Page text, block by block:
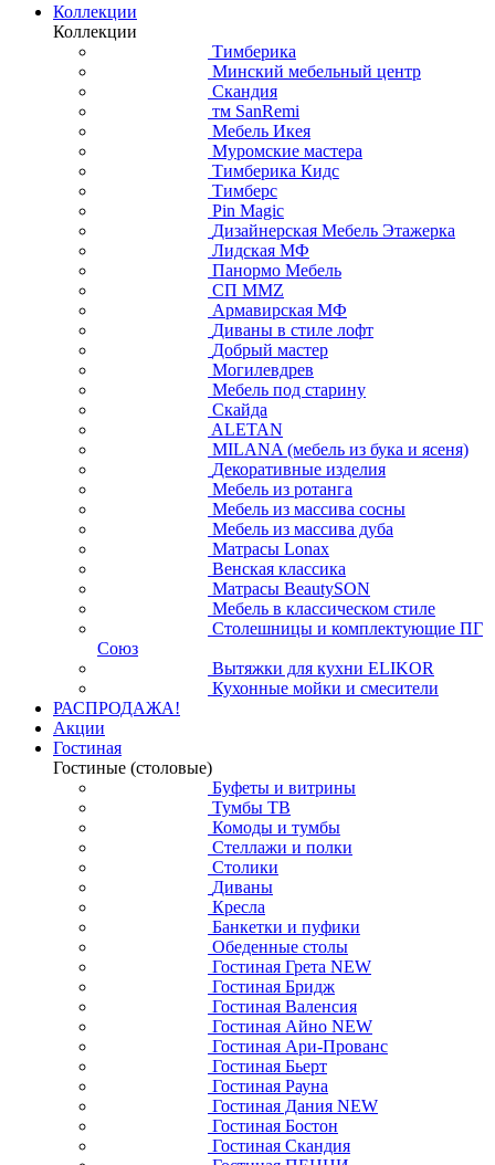
Коллекции
Коллекции
Тимберика
Минский мебельный центр
Скандия
тм SanRemi
Мебель Икея
Муромские мастера
Тимберика Кидс
Тимберс
Pin Magic
Дизайнерская Мебель Этажерка
Лидская МФ
Панормо Мебель
СП ММZ
Армавирская МФ
Диваны в стиле лофт
Добрый мастер
Могилевдрев
Мебель под старину
Скайда
ALETAN
MILANA (мебель из бука и ясеня)
Декоративные изделия
Мебель из ротанга
Мебель из массива сосны
Мебель из массива дуба
Матрасы Lonax
Венская классика
Матрасы BeautySON
Мебель в классическом стиле
Столешницы и комплектующие ПГ
Союз
Вытяжки для кухни ELIKOR
Кухонные мойки и смесители
РАСПРОДАЖА!
Акции
Гостиная
Гостиные (столовые)
Буфеты и витрины
Тумбы ТВ
Комоды и тумбы
Стеллажи и полки
Столики
Диваны
Кресла
Банкетки и пуфики
Обеденные столы
Гостиная Грета NEW
Гостиная Бридж
Гостиная Валенсия
Гостиная Айно NEW
Гостиная Ари-Прованс
Гостиная Бьерт
Гостиная Рауна
Гостиная Дания NEW
Гостиная Бостон
Гостиная Скандия